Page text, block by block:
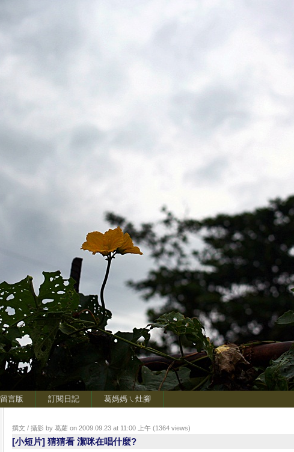
留言版 訂閱日記 葛媽媽ㄟ灶腳
撰文 / 攝影 by 葛蘿 on 2009.09.23 at 11:00 上午 (1364 views)
[小短片] 猜猜看 潔咪在唱什麼?